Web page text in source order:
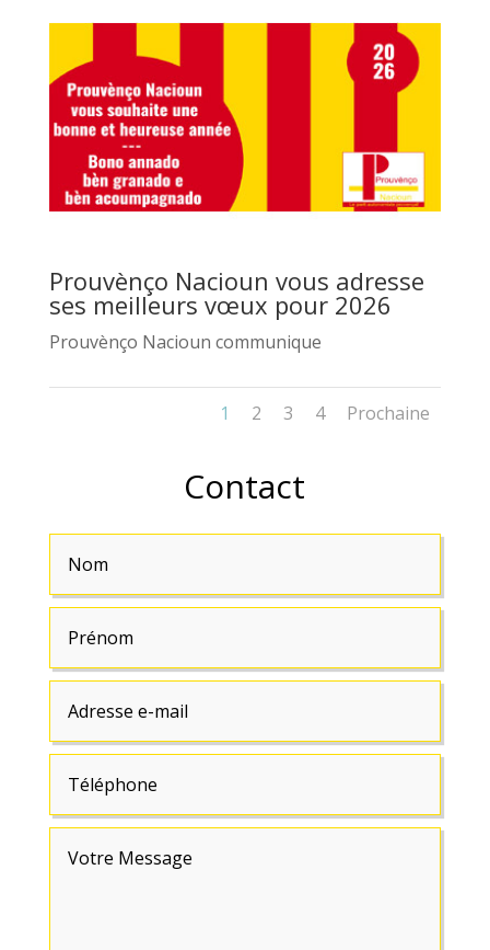
Prouvènço Nacioun vous adresse
ses meilleurs vœux pour 2026
Prouvènço Nacioun communique
1 2 3 4 Prochaine
Contact